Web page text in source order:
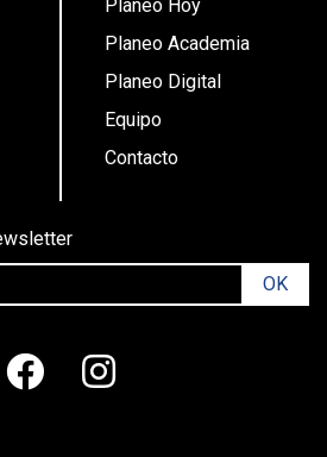
Planeo Hoy
Planeo Academia
Planeo Digital
Equipo
Contacto
OK